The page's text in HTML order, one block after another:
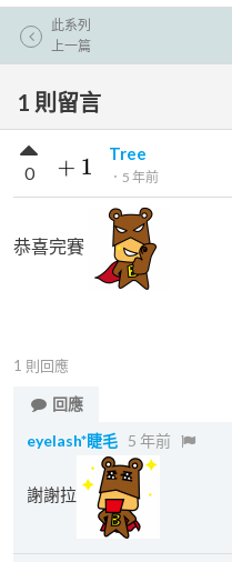
此系列
上一篇
1 則留言
Tree
． 5 年前
0
恭喜完賽
1 則回應
回應
eyelash*睫毛 5 年前
謝謝拉